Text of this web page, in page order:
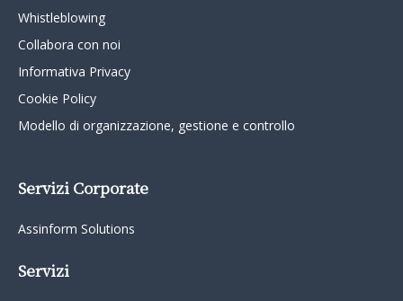
Whistleblowing
Collabora con noi
Informativa Privacy
Cookie Policy
Modello di organizzazione, gestione e controllo
Servizi Corporate
Assinform Solutions
Servizi